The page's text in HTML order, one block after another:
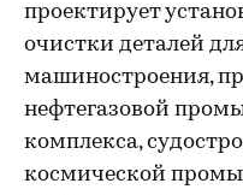
проектирует
очистки деталей
машиностроения,
нефтегазовой
комплекса,
космической